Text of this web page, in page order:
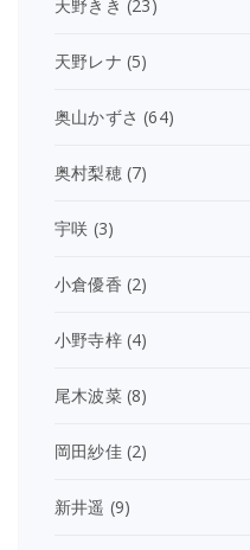
天野きき (23)
天野レナ (5)
奥山かずさ (64)
奥村梨穂(7)
宇咲 (3)
小倉優香 (2)
小野寺梓(4)
尾木波菜(8)
岡田紗佳(2)
新井遥 (9)